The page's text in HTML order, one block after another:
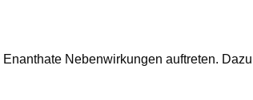
Nebenwirkungen auftreten.